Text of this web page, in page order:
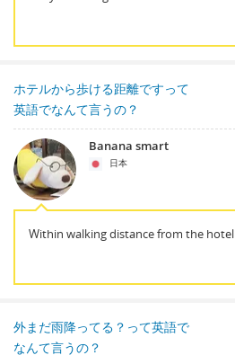
ホテルから歩ける距離ですって
英語でなんて言うの？
Banana smart
日本
Within walking distance from the hotel
外まだ雨降ってる？って英語で
なんて言うの？